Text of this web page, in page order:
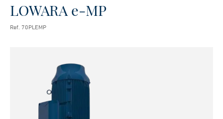
LOWARA e-MP
Ref. 70PLEMP